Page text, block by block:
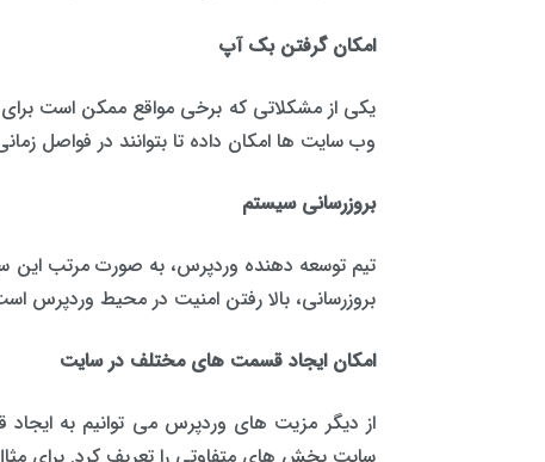
امکان گرفتن بک آپ
یکی از مشکلاتی که برخی مواقع ممکن است
وب سایت ها امکان داده تا بتوانند در فواصل
بروزرسانی سیستم
تیم توسعه دهنده وردپرس، به صورت مرتب این
بروزرسانی، بالا رفتن امنیت در محیط وردپرس
امکان ایجاد قسمت های مختلف در سایت
از دیگر مزیت های وردپرس می توانیم به